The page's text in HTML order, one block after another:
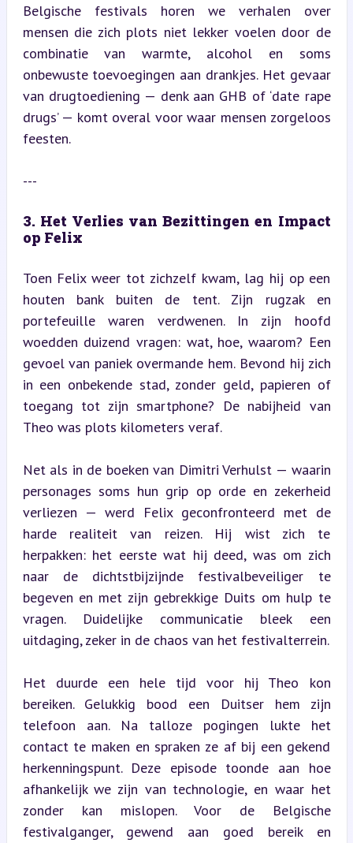
Belgische festivals horen we verhalen over
mensen die zich plots niet lekker voelen door de
combinatie van warmte, alcohol en soms
onbewuste toevoegingen aan drankjes. Het gevaar
van drugtoediening — denk aan GHB of ‘date rape
drugs’ — komt overal voor waar mensen zorgeloos
feesten.
---
3. Het Verlies van Bezittingen en Impact
op Felix
Toen Felix weer tot zichzelf kwam, lag hij op een
houten bank buiten de tent. Zijn rugzak en
portefeuille waren verdwenen. In zijn hoofd
woedden duizend vragen: wat, hoe, waarom? Een
gevoel van paniek overmande hem. Bevond hij zich
in een onbekende stad, zonder geld, papieren of
toegang tot zijn smartphone? De nabijheid van
Theo was plots kilometers veraf.
Net als in de boeken van Dimitri Verhulst — waarin
personages soms hun grip op orde en zekerheid
verliezen — werd Felix geconfronteerd met de
harde realiteit van reizen. Hij wist zich te
herpakken: het eerste wat hij deed, was om zich
naar de dichtstbijzijnde festivalbeveiliger te
begeven en met zijn gebrekkige Duits om hulp te
vragen. Duidelijke communicatie bleek een
uitdaging, zeker in de chaos van het festivalterrein.
Het duurde een hele tijd voor hij Theo kon
bereiken. Gelukkig bood een Duitser hem zijn
telefoon aan. Na talloze pogingen lukte het
contact te maken en spraken ze af bij een gekend
herkenningspunt. Deze episode toonde aan hoe
afhankelijk we zijn van technologie, en waar het
zonder kan mislopen. Voor de Belgische
festivalganger, gewend aan goed bereik en